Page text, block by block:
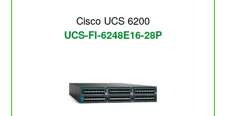
Cisco UCS 6200
UCS-FI-6248E16-28P